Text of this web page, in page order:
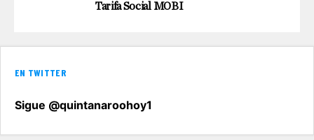
Tarifa Social MOBI
EN TWITTER
Sigue @quintanaroohoy1